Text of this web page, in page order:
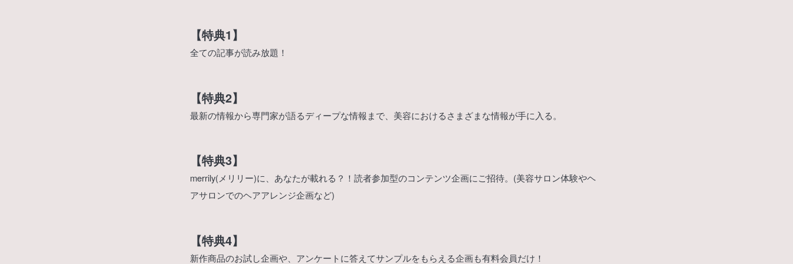
【特典1】
全ての記事が読み放題！
【特典2】
最新の情報から専門家が語るディープな情報まで、美容におけるさまざまな情報が手に入る。
【特典3】
merrily(メリリー)に、あなたが載れる？！読者参加型のコンテンツ企画にご招待。(美容サロン体験やヘ
アサロンでのヘアアレンジ企画など)
【特典4】
新作商品のお試し企画や、アンケートに答えてサンプルをもらえる企画も有料会員だけ！